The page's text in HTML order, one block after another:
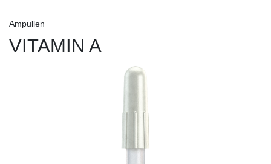
Ampullen
VITAMIN A